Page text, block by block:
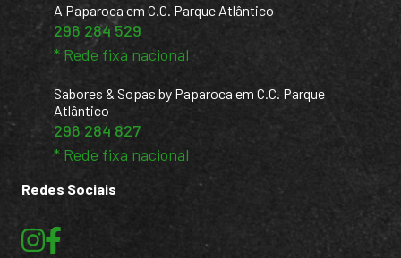
A Paparoca em C.C. Parque Atlântico
296 284 529
* Rede fixa nacional
Sabores & Sopas by Paparoca em C.C. Parque
Atlântico
296 284 827
* Rede fixa nacional
Redes Sociais